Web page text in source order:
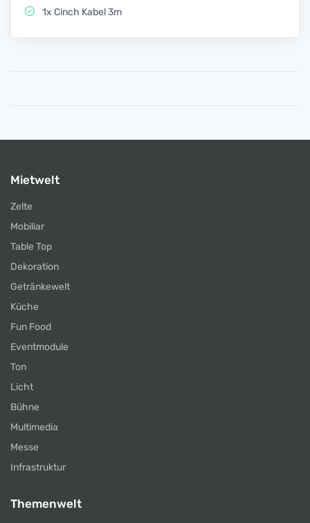
1x Cinch Kabel 3m
Mietwelt
Zelte
Mobiliar
Table Top
Dekoration
Getränkewelt
Küche
Fun Food
Eventmodule
Ton
Licht
Bühne
Multimedia
Messe
Infrastruktur
Themenwelt